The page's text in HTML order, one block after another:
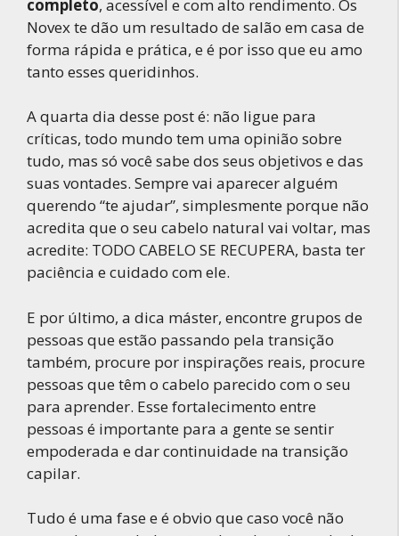
completo, acessível e com alto rendimento. Os
Novex te dão um resultado de salão em casa de
forma rápida e prática, e é por isso que eu amo
tanto esses queridinhos.
A quarta dia desse post é: não ligue para
críticas, todo mundo tem uma opinião sobre
tudo, mas só você sabe dos seus objetivos e das
suas vontades. Sempre vai aparecer alguém
querendo “te ajudar”, simplesmente porque não
acredita que o seu cabelo natural vai voltar, mas
acredite: TODO CABELO SE RECUPERA, basta ter
paciência e cuidado com ele.
E por último, a dica máster, encontre grupos de
pessoas que estão passando pela transição
também, procure por inspirações reais, procure
pessoas que têm o cabelo parecido com o seu
para aprender. Esse fortalecimento entre
pessoas é importante para a gente se sentir
empoderada e dar continuidade na transição
capilar.
Tudo é uma fase e é obvio que caso você não